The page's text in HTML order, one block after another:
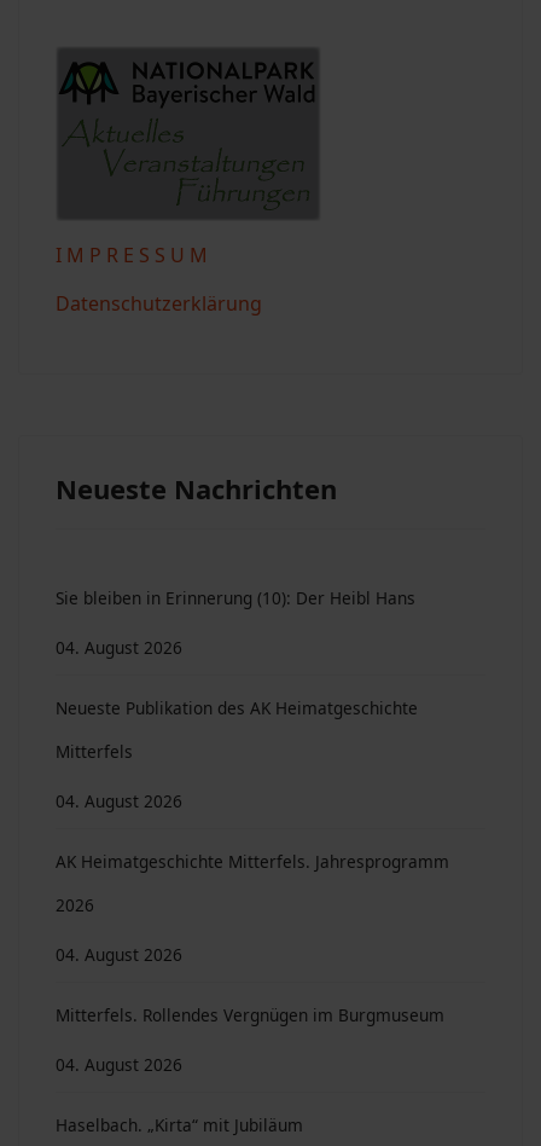
I M P R E S S U M
Datenschutzerklärung
Neueste Nachrichten
Sie bleiben in Erinnerung (10): Der Heibl Hans
04. August 2026
Neueste Publikation des AK Heimatgeschichte
Mitterfels
04. August 2026
AK Heimatgeschichte Mitterfels. Jahresprogramm
2026
04. August 2026
Mitterfels. Rollendes Vergnügen im Burgmuseum
04. August 2026
Haselbach. „Kirta“ mit Jubiläum